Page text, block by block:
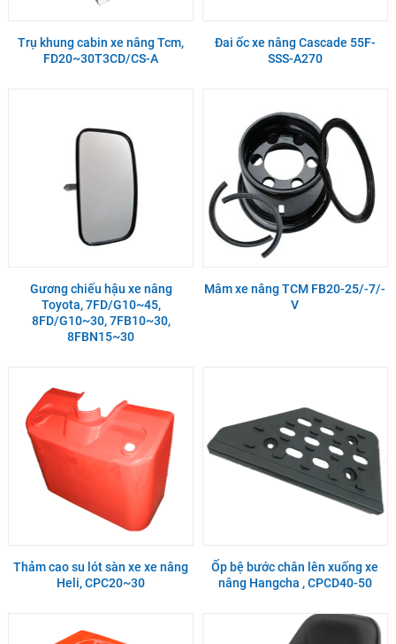
Trụ khung cabin xe nâng Tcm,
FD20~30T3CD/CS-A
Đai ốc xe nâng Cascade 55F-
SSS-A270
Gương chiếu hậu xe nâng
Toyota, 7FD/G10~45,
8FD/G10~30, 7FB10~30,
8FBN15~30
Mâm xe nâng TCM FB20-25/-7/-
V
Thảm cao su lót sàn xe xe nâng
Heli, CPC20~30
Ốp bệ bước chân lên xuống xe
nâng Hangcha , CPCD40-50